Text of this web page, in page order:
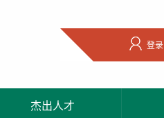
登录
杰出人才